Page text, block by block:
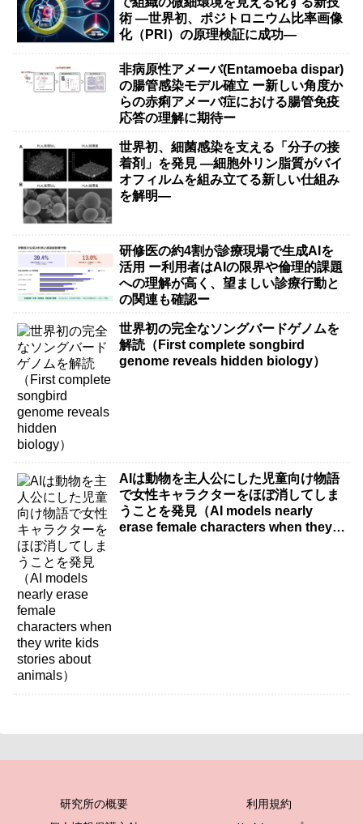
術 ―世界初、ポジトロニウム比率画像
化（PRI）の原理検証に成功―
非病原性アメーバ(Entamoeba dispar)
の腸管感染モデル確立 ー新しい角度か
らの赤痢アメーバ症における腸管免疫
応答の理解に期待ー
世界初、細菌感染を支える「分子の接
着剤」を発見 ―細胞外リン脂質がバイ
オフィルムを組み立てる新しい仕組み
を解明―
研修医の約4割が診療現場で生成AIを
活用 ー利用者はAIの限界や倫理的課題
への理解が高く、望ましい診療行動と
の関連も確認ー
世界初の完全なソングバードゲノムを
解読（First complete songbird
genome reveals hidden biology）
AIは動物を主人公にした児童向け物語
で女性キャラクターをほぼ消してしま
うことを発見（AI models nearly
erase female characters when they
研究所の概要
利用規約